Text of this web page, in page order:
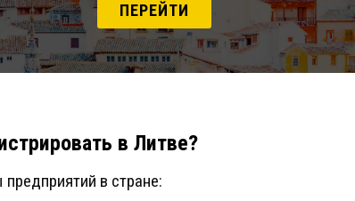
ПЕРЕЙТИ
в Литве?
в стране: